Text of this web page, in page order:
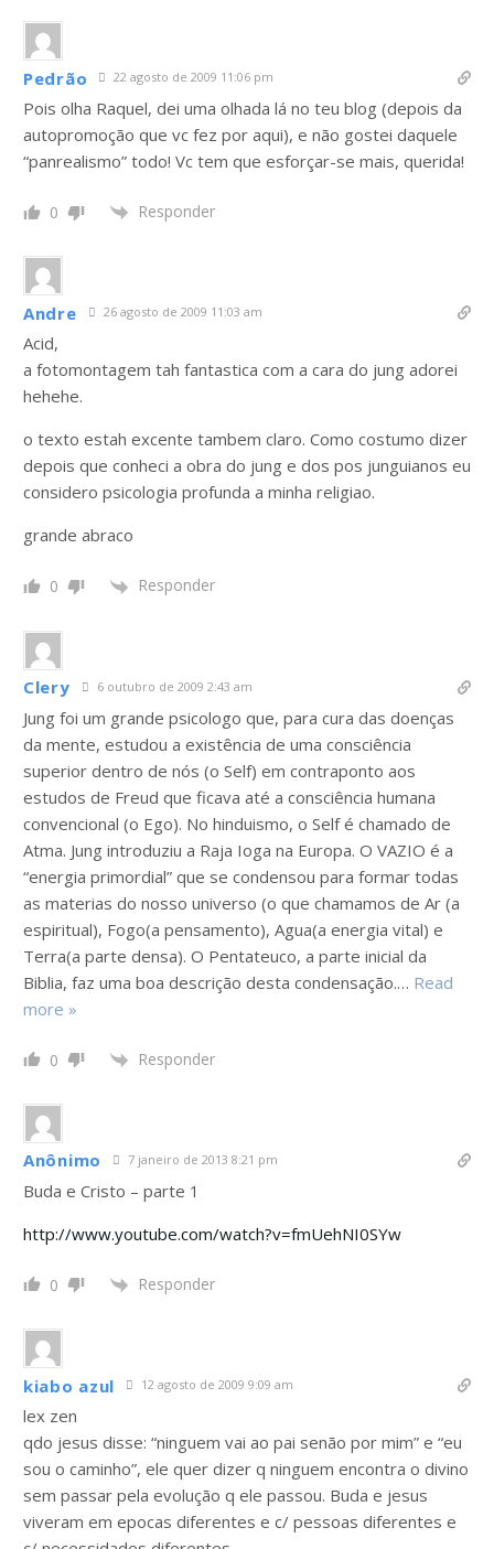
Pedrão 22 agosto de 2009 11:06 pm
Pois olha Raquel, dei uma olhada lá no teu blog (depois da
autopromoção que vc fez por aqui), e não gostei daquele
“panrealismo” todo! Vc tem que esforçar-se mais, querida!
0 Responder
Andre 26 agosto de 2009 11:03 am
Acid,
a fotomontagem tah fantastica com a cara do jung adorei
hehehe.
o texto estah excente tambem claro. Como costumo dizer
depois que conheci a obra do jung e dos pos junguianos eu
considero psicologia profunda a minha religiao.
grande abraco
0 Responder
Clery 6 outubro de 2009 2:43 am
Jung foi um grande psicologo que, para cura das doenças
da mente, estudou a existência de uma consciência
superior dentro de nós (o Self) em contraponto aos
estudos de Freud que ficava até a consciência humana
convencional (o Ego). No hinduismo, o Self é chamado de
Atma. Jung introduziu a Raja Ioga na Europa. O VAZIO é a
“energia primordial” que se condensou para formar todas
as materias do nosso universo (o que chamamos de Ar (a
espiritual), Fogo(a pensamento), Agua(a energia vital) e
Terra(a parte densa). O Pentateuco, a parte inicial da
Biblia, faz uma boa descrição desta condensação.… Read
more »
0 Responder
Anônimo 7 janeiro de 2013 8:21 pm
Buda e Cristo – parte 1
http://www.youtube.com/watch?v=fmUehNI0SYw
0 Responder
kiabo azul 12 agosto de 2009 9:09 am
lex zen
qdo jesus disse: “ninguem vai ao pai senão por mim” e “eu
sou o caminho”, ele quer dizer q ninguem encontra o divino
sem passar pela evolução q ele passou. Buda e jesus
viveram em epocas diferentes e c/ pessoas diferentes e